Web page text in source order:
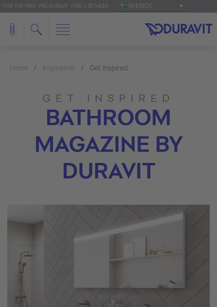
FOR THE 'PRO': PRO.DURAVIT FIND A RETAILER SVERIGE
Home Inspiration Get inspired
GET INSPIRED
BATHROOM
MAGAZINE BY
DURAVIT